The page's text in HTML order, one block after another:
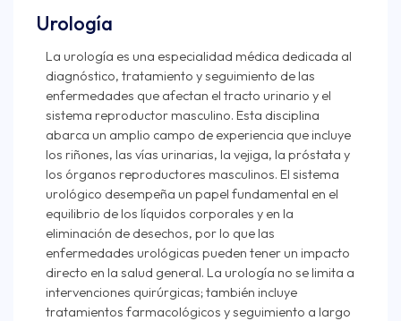
Urología
La urología es una especialidad médica dedicada al
diagnóstico, tratamiento y seguimiento de las
enfermedades que afectan el tracto urinario y el
sistema reproductor masculino. Esta disciplina
abarca un amplio campo de experiencia que incluye
los riñones, las vías urinarias, la vejiga, la próstata y
los órganos reproductores masculinos. El sistema
urológico desempeña un papel fundamental en el
equilibrio de los líquidos corporales y en la
eliminación de desechos, por lo que las
enfermedades urológicas pueden tener un impacto
directo en la salud general. La urología no se limita a
intervenciones quirúrgicas; también incluye
tratamientos farmacológicos y seguimiento a largo